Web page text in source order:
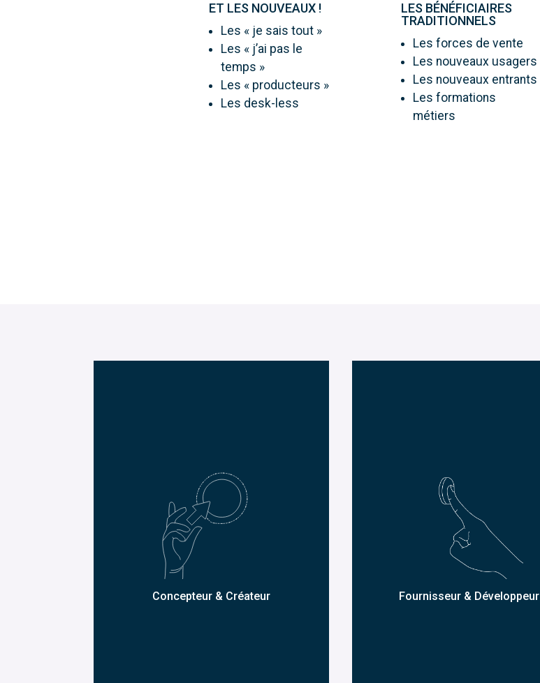
ET LES NOUVEAUX !
Les « je sais tout »
Les « j’ai pas le
temps »
Les « producteurs »
Les desk-less
LES BÉNÉFICIAIRES
TRADITIONNELS
Les forces de vente
Les nouveaux usagers
Les nouveaux entrants
Les formations
métiers
Concepteur & Créateur Fournisseur & Développeur